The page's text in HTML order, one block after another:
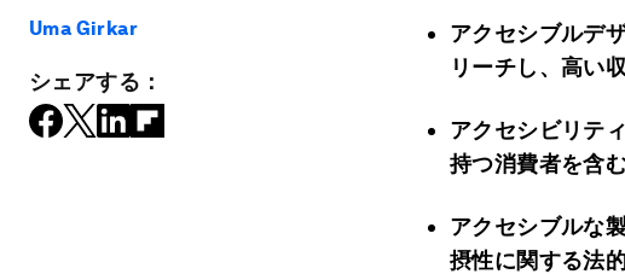
Uma Girkar
シェアする：
アクセシブルデ
リーチし、高い
アクセシビリテ
持つ消費者を含
アクセシブルな
摂性に関する法